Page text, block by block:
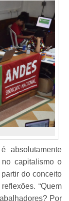
absolutamente
capitalismo o
do conceito
“Quem
Por